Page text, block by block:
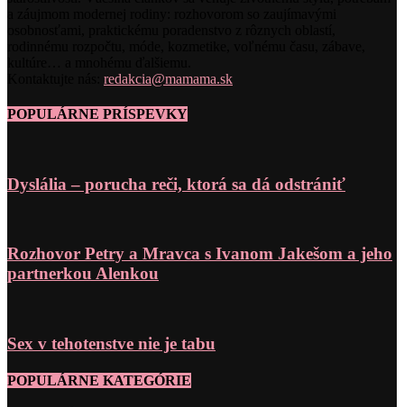
redakcia@mamama.sk
POPULÁRNE PRÍSPEVKY
Dyslália – porucha reči, ktorá sa dá odstrániť
Rozhovor Petry a Mravca s Ivanom Jakešom a jeho
partnerkou Alenkou
Sex v tehotenstve nie je tabu
POPULÁRNE KATEGÓRIE